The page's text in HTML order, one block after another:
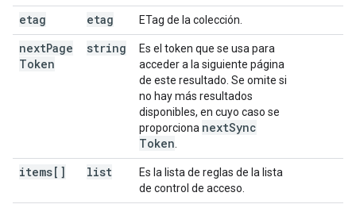
etag etag ETag de la colección.
nextPage
Token
string
Es el token que se usa para
acceder a la siguiente página
de este resultado. Se omite si
no hay más resultados
disponibles, en cuyo caso se
proporciona nextSync
Token
items[] list
Es la lista de reglas de la lista
de control de acceso.